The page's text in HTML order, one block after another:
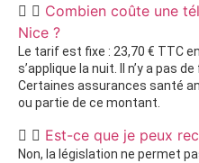
Combien coûte une
Nice ?
Le tarif est fixe : 23,70 € TTC
s’applique la nuit. Il n’y a pas
Certaines assurances santé
ou partie de ce montant.
Est-ce que je peux
Non, la législation ne permet